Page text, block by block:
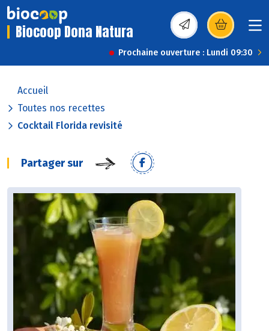
Biocoop Dona Natura (s’ouvre dans une
Prochaine ouverture : Lundi 09:30
Accueil
Toutes nos recettes
Cocktail Florida revisité
Partager sur